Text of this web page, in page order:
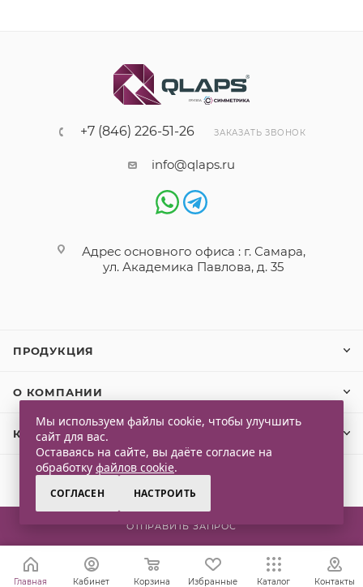
ОТПРАВИТЬ ЗАПРОС
+7 (846) 226-51-26 ЗАКАЗАТЬ ЗВОНОК
info@qlaps.ru
Адрес основного офиса : г. Самара,
ул. Академика Павлова, д. 35
ПРОДУКЦИЯ
О КОМПАНИИ
КЛИЕНТАМ
Мы используем файлы cookie, чтобы улучшить
сайт для вас.
Оставаясь на сайте, вы даёте согласие на
обработку файлов cookie.
СОГЛАСЕН НАСТРОИТЬ
Главная Кабинет Корзина Избранные Каталог Контакты